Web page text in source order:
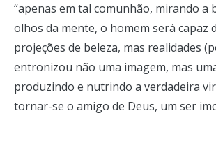
“apenas em tal comunhão, mirando a
olhos da mente, o homem será capaz
projeções de beleza, mas realidades
entronizou não uma imagem, mas
produzindo e nutrindo a verdadeira
tornar-se o amigo de Deus, um ser